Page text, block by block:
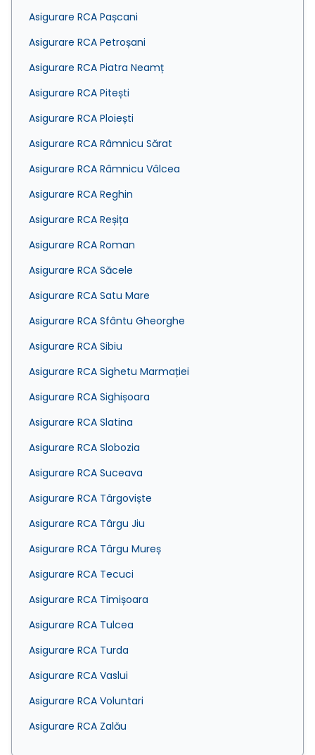
Asigurare RCA Pașcani
Asigurare RCA Petroșani
Asigurare RCA Piatra Neamț
Asigurare RCA Pitești
Asigurare RCA Ploiești
Asigurare RCA Râmnicu Sărat
Asigurare RCA Râmnicu Vâlcea
Asigurare RCA Reghin
Asigurare RCA Reșița
Asigurare RCA Roman
Asigurare RCA Săcele
Asigurare RCA Satu Mare
Asigurare RCA Sfântu Gheorghe
Asigurare RCA Sibiu
Asigurare RCA Sighetu Marmației
Asigurare RCA Sighișoara
Asigurare RCA Slatina
Asigurare RCA Slobozia
Asigurare RCA Suceava
Asigurare RCA Târgoviște
Asigurare RCA Târgu Jiu
Asigurare RCA Târgu Mureș
Asigurare RCA Tecuci
Asigurare RCA Timișoara
Asigurare RCA Tulcea
Asigurare RCA Turda
Asigurare RCA Vaslui
Asigurare RCA Voluntari
Asigurare RCA Zalău